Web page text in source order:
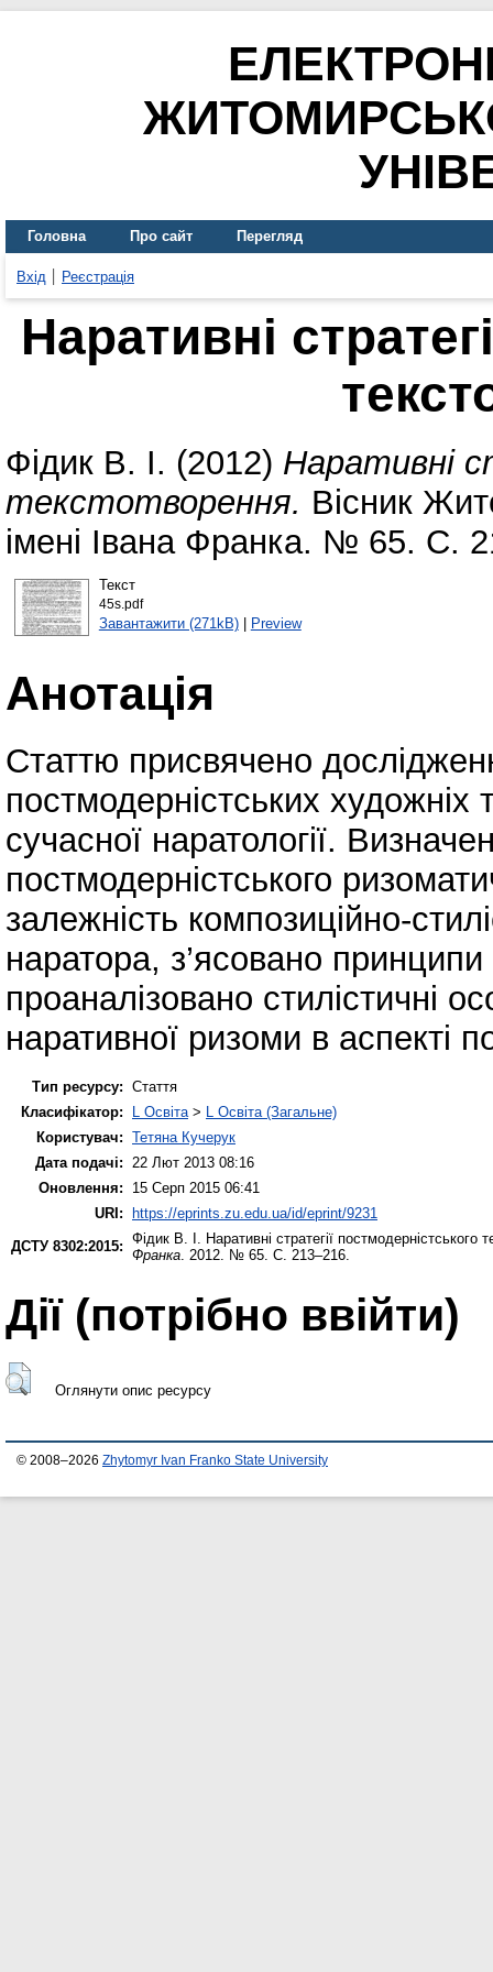
Головна Про сайт Перегляд
Вхід Реєстрація
Наративні
Фідик В. І. (2012) Наративні
текстотворення. Вісник
імені Івана Франка. № 65. С.
Текст
45s.pdf
Завантажити (271kB)| Preview
Анотація
Статтю присвячено
постмодерністських художніх
сучасної наратології.
постмодерністського
залежність композиційно-
наратора, з’ясовано
проаналізовано стилістичні
наративної ризоми в аспекті
Тип ресурсу: Стаття
Класифікатор:
L Освіта > L Освіта (Загальне)
Користувач: Тетяна Кучерук
Дата подачі:
22 Лют 2013 08:16
Оновлення:
15 Серп 2015 06:41
URI: https://eprints.zu.edu.ua/id/eprint/9231
ДСТУ 8302:2015: Фідик В. І.
Наративні стратегії постмодерністського
Франка . 2012. № 65. С. 213–216.
Дії ​​(потрібно ввійти)
Оглянути опис ресурсу
© 2008–2026 Zhytomyr Ivan Franko State University